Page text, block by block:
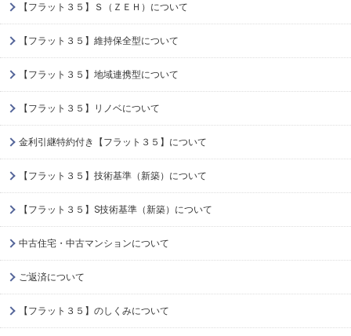
【フラット３５】Ｓ（ＺＥＨ）について
【フラット３５】維持保全型について
【フラット３５】地域連携型について
【フラット３５】リノベについて
金利引継特約付き【フラット３５】について
【フラット３５】技術基準（新築）について
【フラット３５】S技術基準（新築）について
中古住宅・中古マンションについて
ご返済について
【フラット３５】のしくみについて